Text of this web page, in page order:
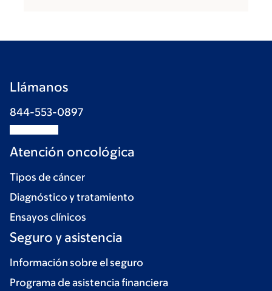
Llámanos
844-553-0897
Atención oncológica
Tipos de cáncer
Diagnóstico y tratamiento
Ensayos clínicos
Seguro y asistencia
Información sobre el seguro
Programa de asistencia financiera